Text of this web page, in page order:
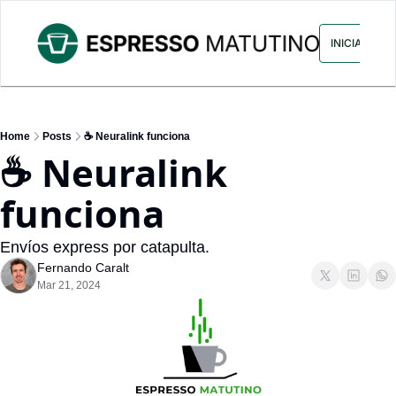
ARCHIVO ANUNCIA CON
INICIAR
Home Posts ☕ Neuralink funciona
☕ Neuralink
funciona
Envíos express por catapulta.
Fernando Caralt
Mar 21, 2024